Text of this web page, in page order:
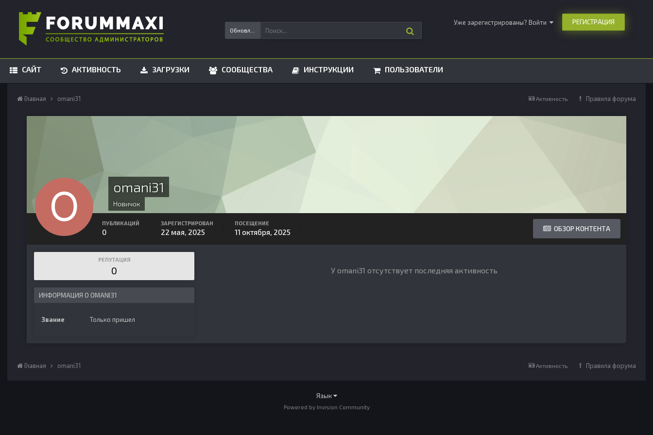
Уже зарегистрированы? Войти РЕГИСТРАЦИЯ
САЙТ АКТИВНОСТЬ ЗАГРУЗКИ СООБЩЕСТВА ИНСТРУКЦИИ ПОЛЬЗОВАТЕЛИ
Активность Правила форума
Главная omani31
omani31
Новичок
ОБЗОР КОНТЕНТА
ПУБЛИКАЦИЙ
0
ЗАРЕГИСТРИРОВАН
22 мая, 2025
ПОСЕЩЕНИЕ
11 октября, 2025
РЕПУТАЦИЯ
0
ИНФОРМАЦИЯ О OMANI31
Звание Только пришел
У omani31 отсутствует последняя активность
Активность Правила форума
Главная omani31
Язык
Powered by Invision Community